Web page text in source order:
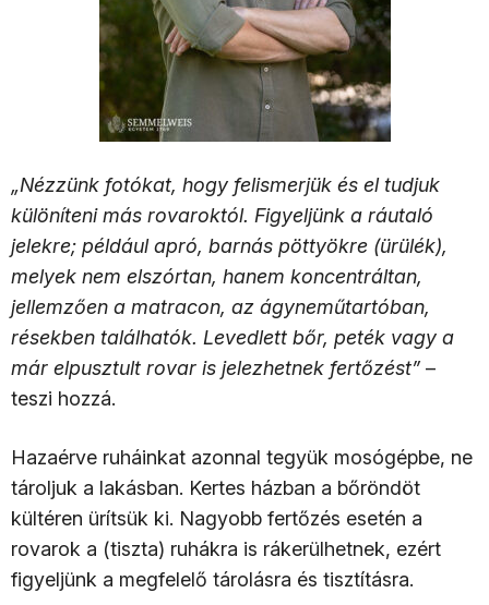
„Nézzünk fotókat, hogy felismerjük és el tudjuk
különíteni más rovaroktól. Figyeljünk a ráutaló
jelekre; például apró, barnás pöttyökre (ürülék),
melyek nem elszórtan, hanem koncentráltan,
jellemzően a matracon, az ágyneműtartóban,
résekben találhatók. Levedlett bőr, peték vagy a
már elpusztult rovar is jelezhetnek fertőzést” –
teszi hozzá.
Hazaérve ruháinkat azonnal tegyük mosógépbe, ne
tároljuk a lakásban. Kertes házban a bőröndöt
kültéren ürítsük ki. Nagyobb fertőzés esetén a
rovarok a (tiszta) ruhákra is rákerülhetnek, ezért
figyeljünk a megfelelő tárolásra és tisztításra.